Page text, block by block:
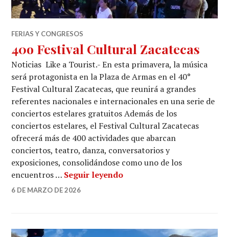
FERIAS Y CONGRESOS
40o Festival Cultural Zacatecas
Noticias Like a Tourist.- En esta primavera, la música
será protagonista en la Plaza de Armas en el 40°
Festival Cultural Zacatecas, que reunirá a grandes
referentes nacionales e internacionales en una serie de
conciertos estelares gratuitos Además de los
conciertos estelares, el Festival Cultural Zacatecas
ofrecerá más de 400 actividades que abarcan
conciertos, teatro, danza, conversatorios y
exposiciones, consolidándose como uno de los
encuentros … Seguir leyendo40o Festival Cultural
6 DE MARZO DE 2026